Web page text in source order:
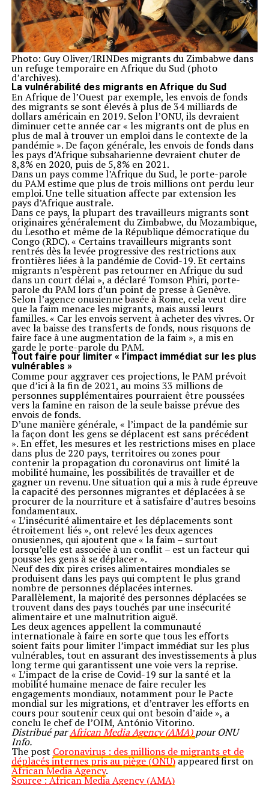
Photo: Guy Oliver/IRINDes migrants du Zimbabwe dans
un refuge temporaire en Afrique du Sud (photo
d’archives).
La vulnérabilité des migrants en Afrique du Sud
En Afrique de l’Ouest par exemple, les envois de fonds
des migrants se sont élevés à plus de 34 milliards de
dollars américain en 2019. Selon l’ONU, ils devraient
diminuer cette année car « les migrants ont de plus en
plus de mal à trouver un emploi dans le contexte de la
pandémie ». De façon générale, les envois de fonds dans
les pays d’Afrique subsaharienne devraient chuter de
8,8% en 2020, puis de 5,8% en 2021.
Dans un pays comme l’Afrique du Sud, le porte-parole
du PAM estime que plus de trois millions ont perdu leur
emploi. Une telle situation affecte par extension les
pays d’Afrique australe.
Dans ce pays, la plupart des travailleurs migrants sont
originaires généralement du Zimbabwe, du Mozambique,
du Lesotho et même de la République démocratique du
Congo (RDC). « Certains travailleurs migrants sont
rentrés dès la levée progressive des restrictions aux
frontières liées à la pandémie de Covid-19. Et certains
migrants n’espèrent pas retourner en Afrique du sud
dans un court délai », a déclaré Tomson Phiri, porte-
parole du PAM lors d’un point de presse à Genève.
Selon l’agence onusienne basée à Rome, cela veut dire
que la faim menace les migrants, mais aussi leurs
familles. « Car les envois servent à acheter des vivres. Or
avec la baisse des transferts de fonds, nous risquons de
faire face à une augmentation de la faim », a mis en
garde le porte-parole du PAM.
Tout faire pour limiter « l’impact immédiat sur les plus
vulnérables »
Comme pour aggraver ces projections, le PAM prévoit
que d’ici à la fin de 2021, au moins 33 millions de
personnes supplémentaires pourraient être poussées
vers la famine en raison de la seule baisse prévue des
envois de fonds.
D’une manière générale, « l’impact de la pandémie sur
la façon dont les gens se déplacent est sans précédent
». En effet, les mesures et les restrictions mises en place
dans plus de 220 pays, territoires ou zones pour
contenir la propagation du coronavirus ont limité la
mobilité humaine, les possibilités de travailler et de
gagner un revenu. Une situation qui a mis à rude épreuve
la capacité des personnes migrantes et déplacées à se
procurer de la nourriture et à satisfaire d’autres besoins
fondamentaux.
« L’insécurité alimentaire et les déplacements sont
étroitement liés », ont relevé les deux agences
onusiennes, qui ajoutent que « la faim – surtout
lorsqu’elle est associée à un conflit – est un facteur qui
pousse les gens à se déplacer ».
Neuf des dix pires crises alimentaires mondiales se
produisent dans les pays qui comptent le plus grand
nombre de personnes déplacées internes.
Parallèlement, la majorité des personnes déplacées se
trouvent dans des pays touchés par une insécurité
alimentaire et une malnutrition aiguë.
Les deux agences appellent la communauté
internationale à faire en sorte que tous les efforts
soient faits pour limiter l’impact immédiat sur les plus
vulnérables, tout en assurant des investissements à plus
long terme qui garantissent une voie vers la reprise.
« L’impact de la crise de Covid-19 sur la santé et la
mobilité humaine menace de faire reculer les
engagements mondiaux, notamment pour le Pacte
mondial sur les migrations, et d’entraver les efforts en
cours pour soutenir ceux qui ont besoin d’aide », a
conclu le chef de l’OIM, António Vitorino.
Distribué parAfrican Media Agency (AMA)pour ONU
Info.
The post Coronavirus : des millions de migrants et de
déplacés internes pris au piège (ONU)appeared first on
African Media Agency.
Source : African Media Agency (AMA)